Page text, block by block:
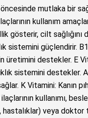
öncesinde mutlaka bir
kullanım
gösterir, cilt sağlığını
sistemini güçlendirir.
üretimini destekler. E
sistemini destekler.
K Vitamini: Kanın
kullanımı,
hastalıklar) veya doktor